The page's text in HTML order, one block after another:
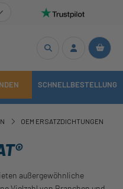
SCHNELLBESTELLUNG
OEM ERSATZDICHTUNGEN
außergewöhnliche